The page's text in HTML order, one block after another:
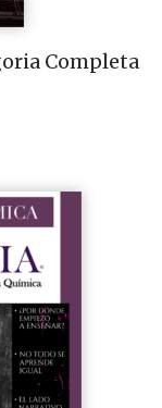
Completa